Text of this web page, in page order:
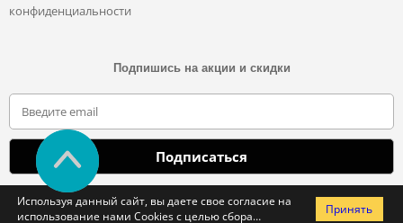
конфиденциальности
Подпишись на акции и скидки
Отправляя свои данные, вы соглашаетесь с политикой обработки
персональных данных
Используя данный сайт, вы даете свое согласие на
использование нами Cookies с целью сбора
Принять